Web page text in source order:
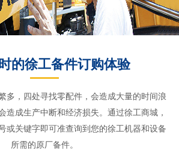
的徐工备件订购体验
多，四处寻找零配件，会造成大量的时间浪
造成生产中断和经济损失。通过徐工商城，
或关键字即可准查询到您的徐工机器和设备
所需的原厂备件。